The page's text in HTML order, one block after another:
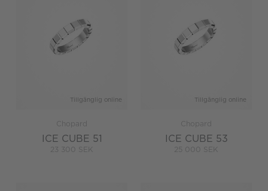
Tillgänglig online
Chopard
ICE CUBE 51
23 300 SEK
Tillgänglig online
Chopard
ICE CUBE 53
25 000 SEK